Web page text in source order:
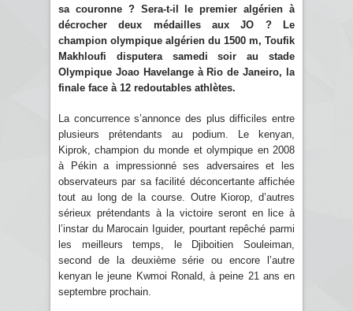
sa couronne ? Sera-t-il le premier algérien à
décrocher deux médailles aux JO ? Le
champion olympique algérien du 1500 m, Toufik
Makhloufi disputera samedi soir au stade
Olympique Joao Havelange à Rio de Janeiro, la
finale face à 12 redoutables athlètes.
La concurrence s’annonce des plus difficiles entre
plusieurs prétendants au podium. Le kenyan,
Kiprok, champion du monde et olympique en 2008
à Pékin a impressionné ses adversaires et les
observateurs par sa facilité déconcertante affichée
tout au long de la course. Outre Kiorop, d’autres
sérieux prétendants à la victoire seront en lice à
l’instar du Marocain Iguider, pourtant repêché parmi
les meilleurs temps, le Djiboitien Souleiman,
second de la deuxième série ou encore l’autre
kenyan le jeune Kwmoi Ronald, à peine 21 ans en
septembre prochain.